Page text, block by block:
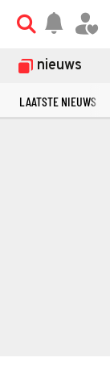
nieuws
LAATSTE NIEUWS